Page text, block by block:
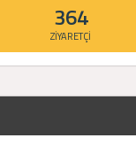
364
ZİYARETÇİ